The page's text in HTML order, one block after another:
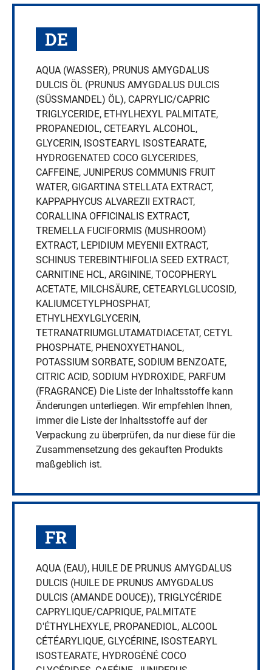
an
200
ml
Menge
DE
AQUA (WASSER), PRUNUS AMYGDALUS
DULCIS ÖL (PRUNUS AMYGDALUS DULCIS
(SÜSSMANDEL) ÖL), CAPRYLIC/CAPRIC
TRIGLYCERIDE, ETHYLHEXYL PALMITATE,
PROPANEDIOL, CETEARYL ALCOHOL,
GLYCERIN, ISOSTEARYL ISOSTEARATE,
HYDROGENATED COCO GLYCERIDES,
CAFFEINE, JUNIPERUS COMMUNIS FRUIT
WATER, GIGARTINA STELLATA EXTRACT,
KAPPAPHYCUS ALVAREZII EXTRACT,
CORALLINA OFFICINALIS EXTRACT,
TREMELLA FUCIFORMIS (MUSHROOM)
EXTRACT, LEPIDIUM MEYENII EXTRACT,
SCHINUS TEREBINTHIFOLIA SEED EXTRACT,
CARNITINE HCL, ARGININE, TOCOPHERYL
ACETATE, MILCHSÄURE, CETEARYLGLUCOSID,
KALIUMCETYLPHOSPHAT,
ETHYLHEXYLGLYCERIN,
TETRANATRIUMGLUTAMATDIACETAT, CETYL
PHOSPHATE, PHENOXYETHANOL,
POTASSIUM SORBATE, SODIUM BENZOATE,
CITRIC ACID, SODIUM HYDROXIDE, PARFUM
(FRAGRANCE) Die Liste der Inhaltsstoffe kann
Änderungen unterliegen. Wir empfehlen Ihnen,
immer die Liste der Inhaltsstoffe auf der
Verpackung zu überprüfen, da nur diese für die
Zusammensetzung des gekauften Produkts
maßgeblich ist.
FR
AQUA (EAU), HUILE DE PRUNUS AMYGDALUS
DULCIS (HUILE DE PRUNUS AMYGDALUS
DULCIS (AMANDE DOUCE)), TRIGLYCÉRIDE
CAPRYLIQUE/CAPRIQUE, PALMITATE
D'ÉTHYLHEXYLE, PROPANEDIOL, ALCOOL
CÉTÉARYLIQUE, GLYCÉRINE, ISOSTEARYL
ISOSTEARATE, HYDROGÉNÉ COCO